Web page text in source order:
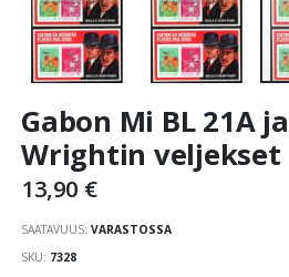
to
beginning
of
images
gallery
Gabon Mi BL 21A
Wrightin veljekset
13,90 €
SAATAVUUS: VARASTOSSA
SKU 7328